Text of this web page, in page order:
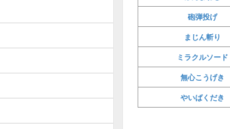
砲弾投げ
まじん斬り
ミラクルソード
無心こうげき
やいばくだき